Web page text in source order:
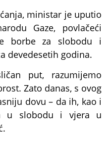
ministar je uputio
Gaze, povlačeći
borbe za slobodu i
devedesetih godina.
put, razumijemo
Zato danas, s ovog
dovu – da ih, kao i
u slobodu i vjera u